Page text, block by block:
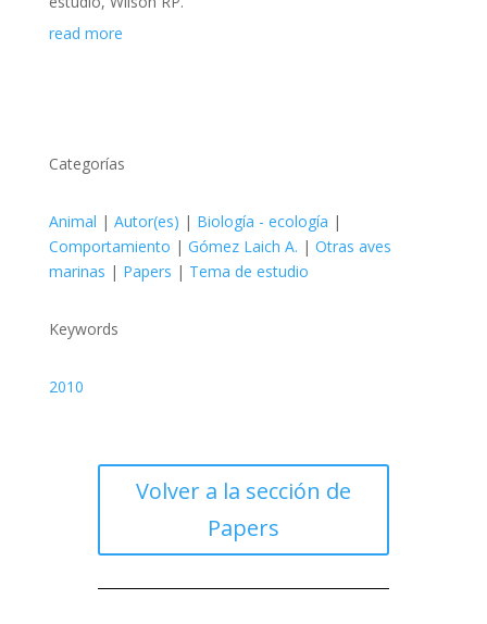
read more
Categorías
Animal | Autor(es) | Biología - ecología |
Comportamiento | Gómez Laich A. | Otras aves
marinas | Papers | Tema de estudio
Keywords
2010
Volver a la sección de
Papers